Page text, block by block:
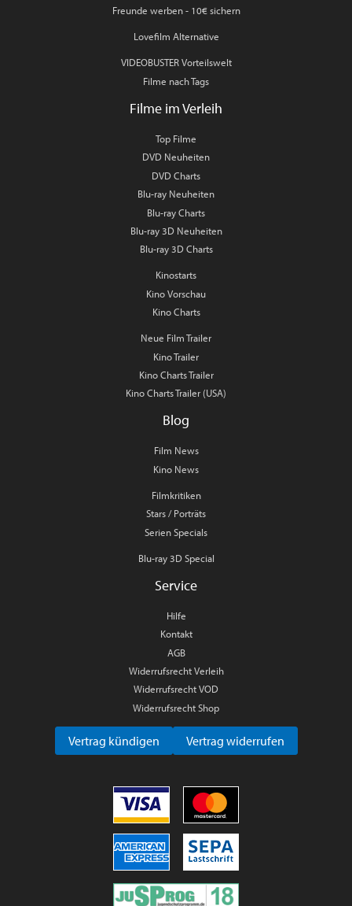
Freunde werben - 10€ sichern
Lovefilm Alternative
VIDEOBUSTER Vorteilswelt
Filme nach Tags
Filme im Verleih
Top Filme
DVD Neuheiten
DVD Charts
Blu-ray Neuheiten
Blu-ray Charts
Blu-ray 3D Neuheiten
Blu-ray 3D Charts
Kinostarts
Kino Vorschau
Kino Charts
Neue Film Trailer
Kino Trailer
Kino Charts Trailer
Kino Charts Trailer (USA)
Blog
Film News
Kino News
Filmkritiken
Stars / Porträts
Serien Specials
Blu-ray 3D Special
Service
Hilfe
Kontakt
AGB
Widerrufsrecht Verleih
Widerrufsrecht VOD
Widerrufsrecht Shop
Vertrag kündigen Vertrag widerrufen